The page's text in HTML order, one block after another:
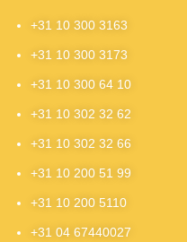
+31 10 300 3163
+31 10 300 3173
+31 10 300 64 10
+31 10 302 32 62
+31 10 302 32 66
+31 10 200 51 99
+31 10 200 5110
+31 04 67440027